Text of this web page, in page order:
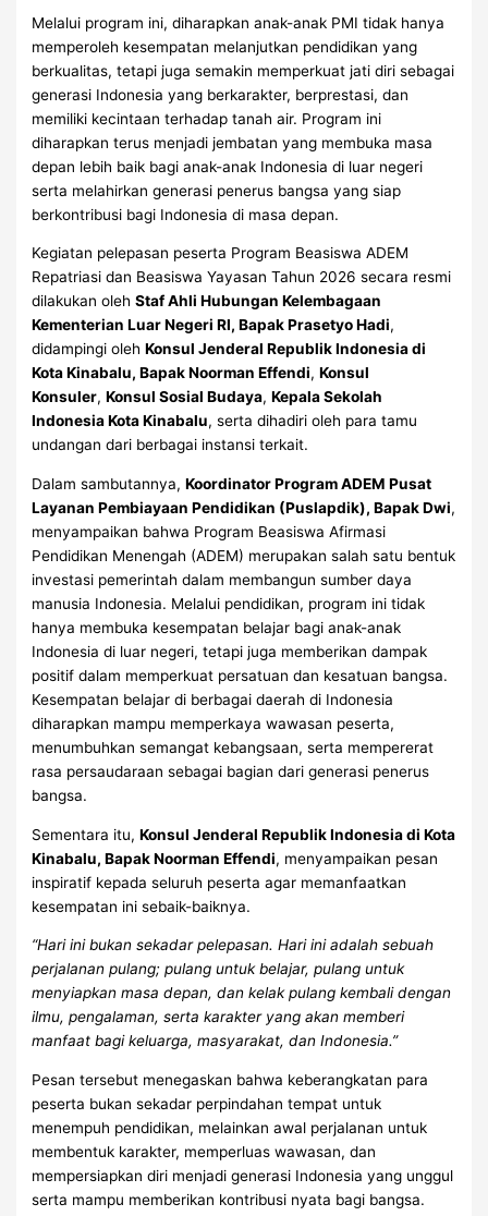
Melalui program ini, diharapkan anak-anak PMI tidak hanya
memperoleh kesempatan melanjutkan pendidikan yang
berkualitas, tetapi juga semakin memperkuat jati diri sebagai
generasi Indonesia yang berkarakter, berprestasi, dan
memiliki kecintaan terhadap tanah air. Program ini
diharapkan terus menjadi jembatan yang membuka masa
depan lebih baik bagi anak-anak Indonesia di luar negeri
serta melahirkan generasi penerus bangsa yang siap
berkontribusi bagi Indonesia di masa depan.
Kegiatan pelepasan peserta Program Beasiswa ADEM
Repatriasi dan Beasiswa Yayasan Tahun 2026 secara resmi
dilakukan olehStaf Ahli Hubungan Kelembagaan
Kementerian Luar Negeri RI, Bapak Prasetyo Hadi,
didampingi olehKonsul Jenderal Republik Indonesia di
Kota Kinabalu, Bapak Noorman Effendi,Konsul
Konsuler,Konsul Sosial Budaya,Kepala Sekolah
Indonesia Kota Kinabalu, serta dihadiri oleh para tamu
undangan dari berbagai instansi terkait.
Dalam sambutannya,Koordinator Program ADEM Pusat
Layanan Pembiayaan Pendidikan (Puslapdik), Bapak Dwi,
menyampaikan bahwa Program Beasiswa Afirmasi
Pendidikan Menengah (ADEM) merupakan salah satu bentuk
investasi pemerintah dalam membangun sumber daya
manusia Indonesia. Melalui pendidikan, program ini tidak
hanya membuka kesempatan belajar bagi anak-anak
Indonesia di luar negeri, tetapi juga memberikan dampak
positif dalam memperkuat persatuan dan kesatuan bangsa.
Kesempatan belajar di berbagai daerah di Indonesia
diharapkan mampu memperkaya wawasan peserta,
menumbuhkan semangat kebangsaan, serta mempererat
rasa persaudaraan sebagai bagian dari generasi penerus
bangsa.
Sementara itu,Konsul Jenderal Republik Indonesia di Kota
Kinabalu, Bapak Noorman Effendi, menyampaikan pesan
inspiratif kepada seluruh peserta agar memanfaatkan
kesempatan ini sebaik-baiknya.
“Hari ini bukan sekadar pelepasan. Hari ini adalah sebuah
perjalanan pulang; pulang untuk belajar, pulang untuk
menyiapkan masa depan, dan kelak pulang kembali dengan
ilmu, pengalaman, serta karakter yang akan memberi
manfaat bagi keluarga, masyarakat, dan Indonesia.”
Pesan tersebut menegaskan bahwa keberangkatan para
peserta bukan sekadar perpindahan tempat untuk
menempuh pendidikan, melainkan awal perjalanan untuk
membentuk karakter, memperluas wawasan, dan
mempersiapkan diri menjadi generasi Indonesia yang unggul
serta mampu memberikan kontribusi nyata bagi bangsa.